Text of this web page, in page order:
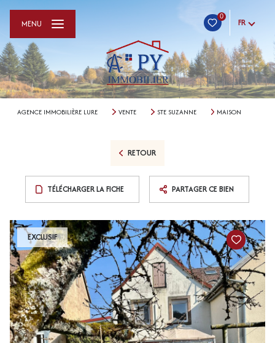
0
FR
MENU
AGENCE IMMOBILIÈRE LURE VENTE STE SUZANNE MAISON
RETOUR
TÉLÉCHARGER LA FICHE PARTAGER CE BIEN
EXCLUSIF